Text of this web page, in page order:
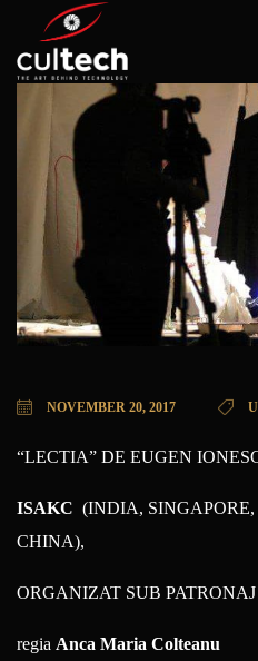
NOVEMBER 20, 2017
“LECTIA” DE EUGEN
ISAKC (INDIA,
CHINA),
ORGANIZAT SUB PATRONAJ
regia Anca Maria Colteanu